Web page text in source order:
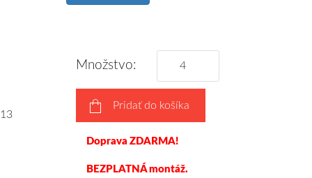
Množstvo:
Pridať do košíka
Doprava ZDARMA!
BEZPLATNÁ montáž.